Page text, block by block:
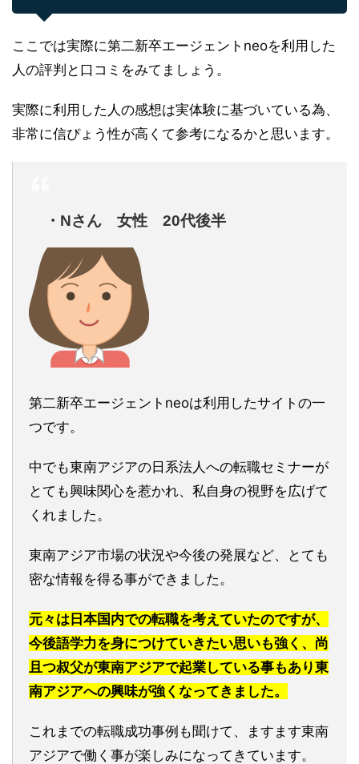
ここでは実際に第二新卒エージェントneoを利用した
人の評判と口コミをみてましょう。
実際に利用した人の感想は実体験に基づいている為、
非常に信ぴょう性が高くて参考になるかと思います。
・Nさん 女性 20代後半
第二新卒エージェントneoは利用したサイトの一
つです。
中でも東南アジアの日系法人への転職セミナーが
とても興味関心を惹かれ、私自身の視野を広げて
くれました。
東南アジア市場の状況や今後の発展など、とても
密な情報を得る事ができました。
元々は日本国内での転職を考えていたのですが、
今後語学力を身につけていきたい思いも強く、尚
且つ叔父が東南アジアで起業している事もあり東
南アジアへの興味が強くなってきました。
これまでの転職成功事例も聞けて、ますます東南
アジアで働く事が楽しみになってきています。